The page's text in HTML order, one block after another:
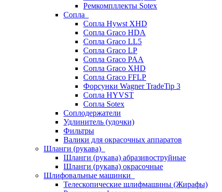
Ремкомпллекты Sotex
Сопла
Сопла Hywst XHD
Сопла Graco HDA
Сопла Graco LL5
Сопла Graco LP
Сопла Graco PAA
Сопла Graco XHD
Сопла Graco FFLP
Форсунки Wagner TradeTip 3
Сопла HYVST
Сопла Sotex
Соплодержатели
Удлинитель (удочки)
Фильтры
Валики для окрасочных аппаратов
Шланги (рукава)
Шланги (рукава) абразивоструйные
Шланги (рукава) окрасочные
Шлифовальные машинки
Телескопические шлифмашины (Жирафы)